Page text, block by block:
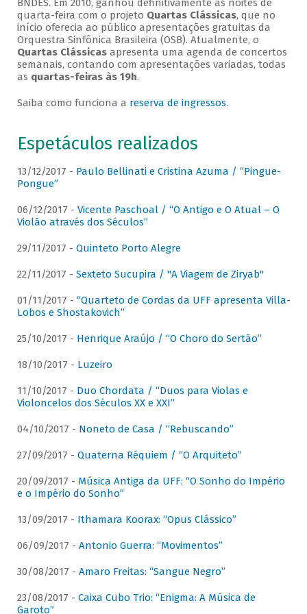
BNDES. Em 2010, ganhou definitivamente as noites de
quarta-feira com o projeto Quartas Clássicas, que no
início oferecia ao público apresentações gratuitas da
Orquestra Sinfônica Brasileira (OSB). Atualmente, o
Quartas Clássicasapresenta uma agenda de concertos
semanais, contando com apresentações variadas, todas
as quartas-feiras às 19h.
Saiba como funciona a reserva de ingressos.
Espetáculos realizados
13/12/2017 - Paulo Bellinati e Cristina Azuma / “Pingue-
Pongue”
06/12/2017 - Vicente Paschoal / “O Antigo e O Atual – O
Violão através dos Séculos”
29/11/2017 - Quinteto Porto Alegre
22/11/2017 - Sexteto Sucupira / "A Viagem de Ziryab"
01/11/2017 - “Quarteto de Cordas da UFF apresenta Villa-
Lobos e Shostakovich”
25/10/2017 - Henrique Araújo / “O Choro do Sertão”
18/10/2017 - Luzeiro
11/10/2017 - Duo Chordata / “Duos para Violas e
Violoncelos dos Séculos XX e XXI”
04/10/2017 - Noneto de Casa / “Rebuscando”
27/09/2017 - Quaterna Réquiem / “O Arquiteto”
20/09/2017 - Música Antiga da UFF: “O Sonho do Império
e o Império do Sonho”
13/09/2017 - Ithamara Koorax: “Opus Clássico”
06/09/2017 - Antonio Guerra: “Movimentos”
30/08/2017 - Amaro Freitas: “Sangue Negro”
23/08/2017 - Caixa Cubo Trio: “Enigma: A Música de
Garoto”